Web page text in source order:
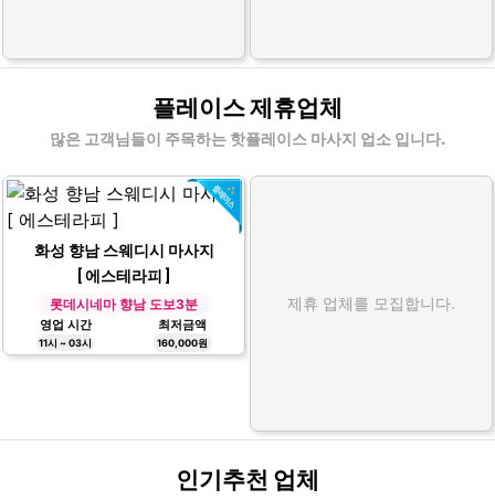
플레이스 제휴업체
많은 고객님들이 주목하는 핫플레이스 마사지 업소 입니다.
화성 향남 스웨디시 마사지
[ 에스테라피 ]
롯데시네마 향남 도보3분
영업 시간
11시 ~ 03시
최저금액
160,000원
제휴 업체를 모집합니다.
인기추천 업체